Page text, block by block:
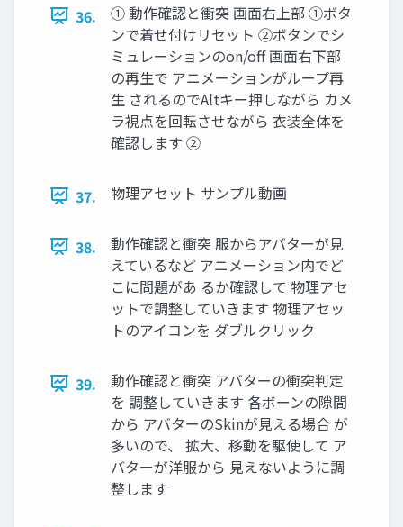
36.
① 動作確認と衝突 画面右上部 ①ボタ
ンで着せ付けリセット ②ボタンでシ
ミュレーションのon/off 画面右下部
の再生で アニメーションがループ再
生 されるのでAltキー押しながら カメ
ラ視点を回転させながら 衣装全体を
確認します ②
37. 物理アセット サンプル動画
38.
動作確認と衝突 服からアバターが見
えているなど アニメーション内でど
こに問題があ るか確認して 物理アセ
ットで調整していきます 物理アセッ
トのアイコンを ダブルクリック
39.
動作確認と衝突 アバターの衝突判定
を 調整していきます 各ボーンの隙間
から アバターのSkinが見える場合 が
多いので、 拡大、移動を駆使して ア
バターが洋服から 見えないように調
整します